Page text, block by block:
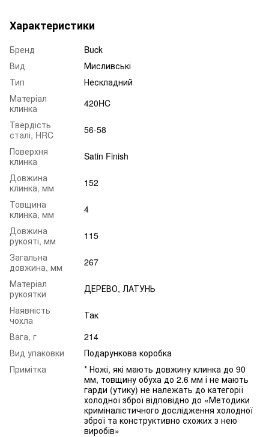
Характеристики
Бренд
Buck
Вид
Мисливські
Тип
Нескладний
Матеріал
клинка
420HC
Твердість
сталі, HRC
56-58
Поверхня
клинка
Satin Finish
Довжина
клинка, мм
152
Товщина
клинка, мм
4
Довжина
рукояті, мм
115
Загальна
довжина, мм
267
Матеріал
рукоятки
ДЕРЕВО, ЛАТУНЬ
Наявність
чохла
Так
Вага, г
214
Вид упаковки
Подарункова коробка
Примітка
* Ножі, які мають довжину клинка до 90
мм, товщину обуха до 2.6 мм і не мають
гарди (утику) не належать до категорії
холодної зброї відповідно до «Методики
криміналістичного дослідження холодної
зброї та конструктивно схожих з нею
виробів»